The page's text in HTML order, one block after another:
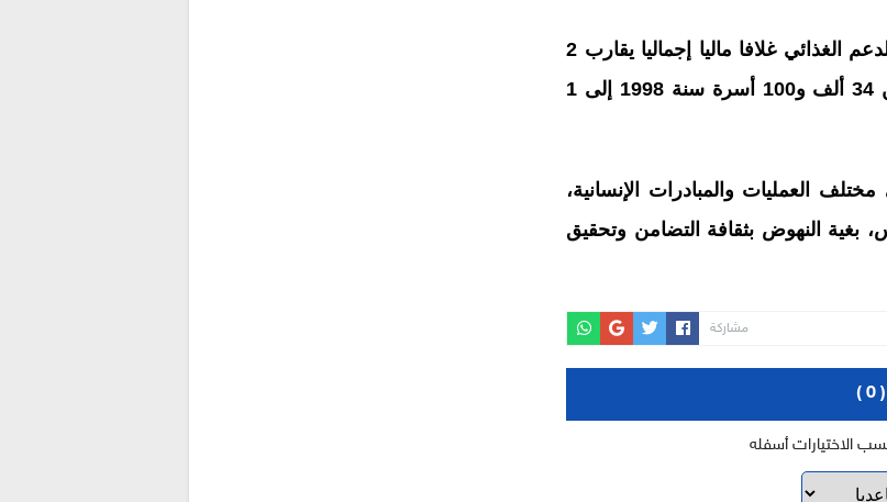
ومنذ إطلاقها سنة 1998، عبأت العملية الوطنية للدعم الغذائي غلافا ماليا إجماليا يقارب 2
مليار درهم، فيما ارتفع عدد الأسر المستفيدة من 34 ألف و100 أسرة سنة 1998 إلى 1
1444” لتنضاف إلى مختلف العمليات والمبادرات الإنسانية،
بغية النهوض بثقافة التضامن وتحقيق
مشاركة
)
الاختيارات أسفله